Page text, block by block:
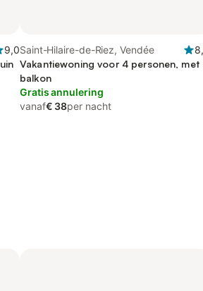
9,0Saint-Hilaire-de-Riez, Vendée
Vakantiewoning voor 4 personen, met
balkon
Gratis annulering
vanaf€ 38per nacht